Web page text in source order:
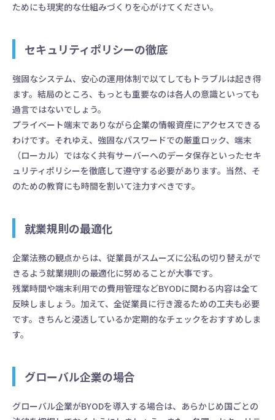
ためにも現実的な仕組みづくりを心がけてください。
セキュリティポリシーの徹底
強固なシステム、安心の運用体制で以てしてもトラブルは起き得
ます。結局のところ、もっとも重要なのは各人の意識といっても
過言ではないでしょう。
プライベート端末でありながら企業の情報資産にアクセスできる
わけです。それゆえ、強固なパスワードでの厳重ロック、端末
（ローカル）ではなく共有サーバーへのデータ保存といったセキ
ュリティポリシーを徹底して遵守する必要があります。当然、そ
のための教育にも時間を割いて注力すべきです。
就業規則の最適化
企業法務の観点からは、従業員がスムーズに公私の切り替えがで
きるよう就業規則の最適化に努めることが大事です。
残業時間や端末利用での費用管理などBYODに関わる内容は全て
反映しましょう。加えて、全従業員に行き渡るための工夫も必要
です。きちんと浸透しているか定期的なチェックをおすすめしま
す。
グローバル企業の場合
グローバル企業がBYODを導入する場合は、あらかじめ国ごとの